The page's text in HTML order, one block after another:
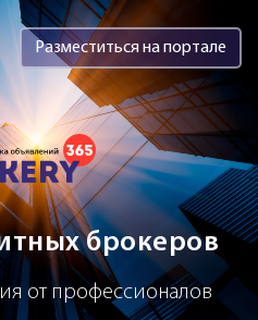
кредитных
Разместиться на портале
брокеров
от профессионалов